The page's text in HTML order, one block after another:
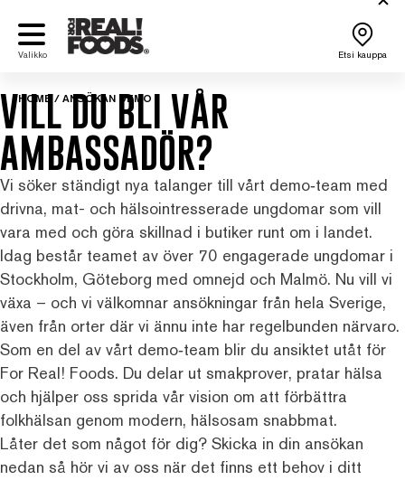
sisältöön
Valikko Etsi kauppa
HOME/ ANSÖKAN DEMO
VILL DU BLI VÅR
AMBASSADÖR?
Vi söker ständigt nya talanger till vårt demo‑team med
drivna, mat- och hälsointresserade ungdomar som vill
vara med och göra skillnad i butiker runt om i landet.
Idag består teamet av över 70 engagerade ungdomar i
Stockholm, Göteborg med omnejd och Malmö. Nu vill vi
växa – och vi välkomnar ansökningar från hela Sverige,
även från orter där vi ännu inte har regelbunden närvaro.
Som en del av vårt demo‑team blir du ansiktet utåt för
For Real! Foods. Du delar ut smakprover, pratar hälsa
och hjälper oss sprida vår vision om att förbättra
folkhälsan genom modern, hälsosam snabbmat.
Låter det som något för dig? Skicka in din ansökan
nedan så hör vi av oss när det finns ett behov i ditt